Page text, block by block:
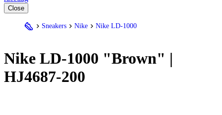
Close
Sneakers Nike Nike LD-1000
Nike LD-1000 "Brown" |
HJ4687-200